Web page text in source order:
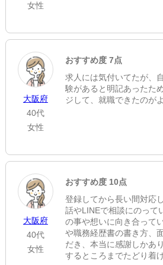
女性
大阪府
40代
女性
おすすめ度 7点
求人には気付いてたが、
験があると明記あったた
ジして、就職できたのが
大阪府
40代
女性
おすすめ度 10点
登録してから長い間対応
話やLINEで相談にのって
の事や想いに向き合って
や職務経歴書の書き方、
だき、本当に感謝しかあ
するところまでたどり着